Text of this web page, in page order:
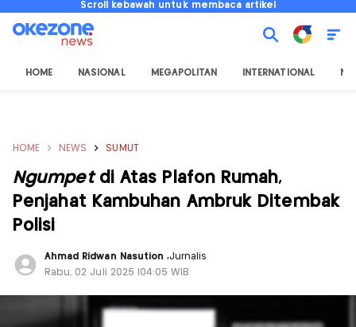
Scroll kebawah untuk membaca artikel
HOME NASIONAL MEGAPOLITAN INTERNATIONAL
HOME NEWS SUMUT
Ngumpetdi Atas Plafon Rumah,
Penjahat Kambuhan Ambruk Ditembak
Polisi
Ahmad Ridwan Nasution,Jurnalis
Rabu, 02 Juli 2025 |04:05 WIB